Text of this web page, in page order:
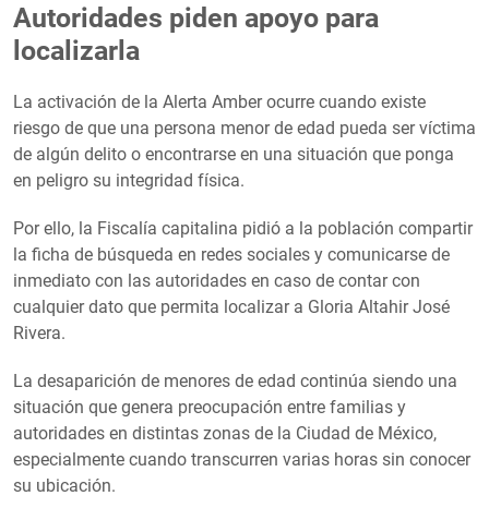
Autoridades piden apoyo para
localizarla
La activación de la Alerta Amber ocurre cuando existe
riesgo de que una persona menor de edad pueda ser víctima
de algún delito o encontrarse en una situación que ponga
en peligro su integridad física.
Por ello, la Fiscalía capitalina pidió a la población compartir
la ficha de búsqueda en redes sociales y comunicarse de
inmediato con las autoridades en caso de contar con
cualquier dato que permita localizar a Gloria Altahir José
Rivera.
La desaparición de menores de edad continúa siendo una
situación que genera preocupación entre familias y
autoridades en distintas zonas de la Ciudad de México,
especialmente cuando transcurren varias horas sin conocer
su ubicación.